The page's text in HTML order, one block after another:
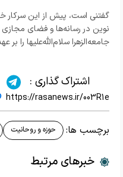
گفتنی است، پیش از این سرکار
نوین در رسانه‌ها و فضای مجازی
جامعه‌الزهرا سلام‌الله‌علیها را بر
اشتراک گذاری :
https://rasanews.ir/003R1e
برچسب ها: حوزه و روحانیت
خبرهای مرتبط